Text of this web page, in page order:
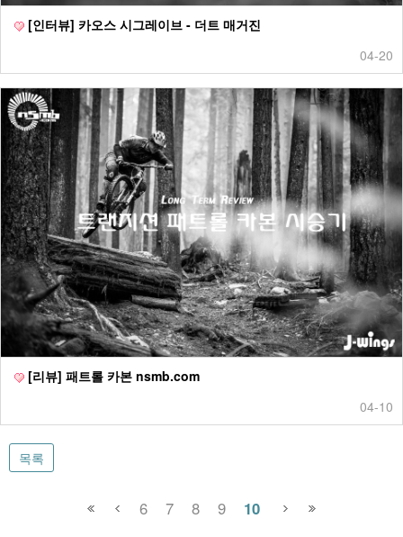
[인터뷰] 카오스 시그레이브 - 더트 매거진
04-20
[리뷰] 패트롤 카본 nsmb.com
04-10
목록
6 7 8 9 10